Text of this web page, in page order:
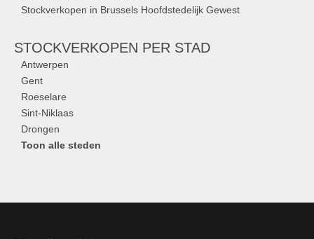
Stockverkopen in Brussels Hoofdstedelijk Gewest
STOCKVERKOPEN PER STAD
Antwerpen
Gent
Roeselare
Sint-Niklaas
Drongen
Toon alle steden